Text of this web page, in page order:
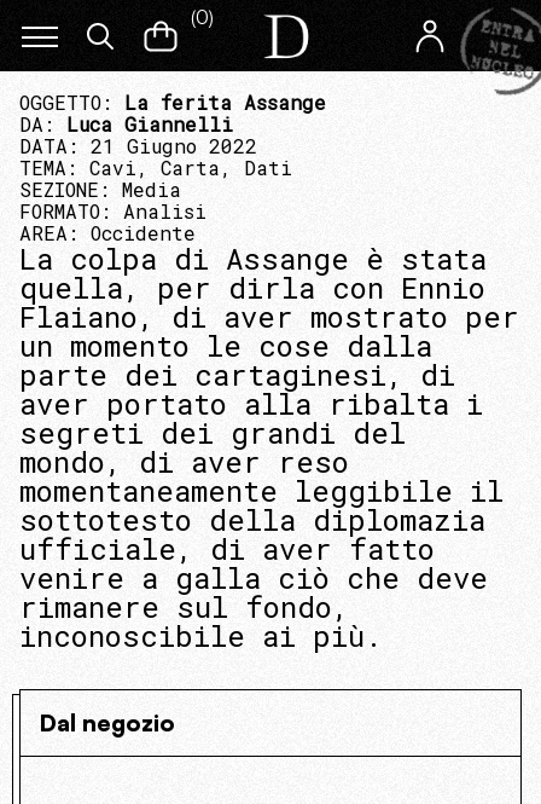
(0)
OGGETTO: La ferita Assange
DA: Luca Giannelli
DATA: 21 Giugno 2022
TEMA: Cavi, Carta, Dati
SEZIONE: Media
FORMATO: Analisi
AREA: Occidente
La colpa di Assange è stata
quella, per dirla con Ennio
Flaiano, di aver mostrato per
un momento le cose dalla
parte dei cartaginesi, di
aver portato alla ribalta i
segreti dei grandi del
mondo, di aver reso
momentaneamente leggibile il
sottotesto della diplomazia
ufficiale, di aver fatto
venire a galla ciò che deve
rimanere sul fondo,
inconoscibile ai più.
Dal negozio